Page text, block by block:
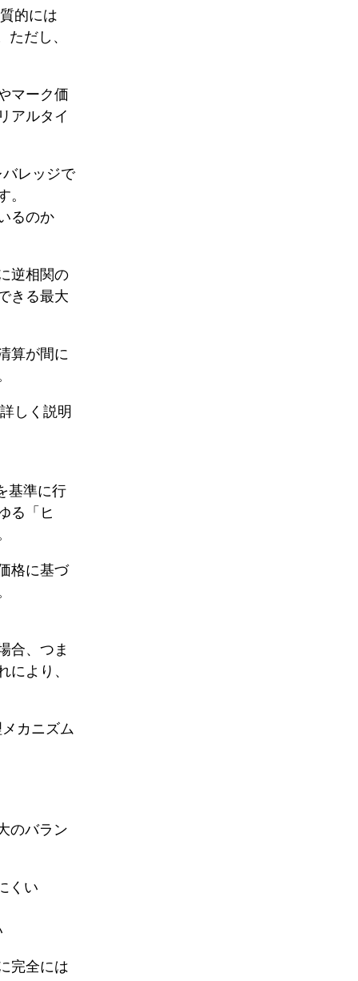
的には
だし、
マーク価
アルタイ
レッジで
。
るのか
逆相関の
きる最大
算が間に
しく説明
基準に行
る「ヒ
格に基づ
合、つま
により、
カニズム
のバラン
くい
完全には